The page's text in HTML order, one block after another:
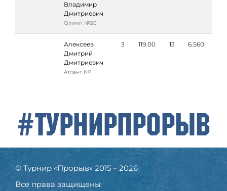
Владимир
Дмитриевич
Олимп №20
Алексеев
Дмитрий
Дмитриевич
Атлант №1
3 119.00 13 6.560
#ТурнирПрорыв
© Турнир «Прорыв» 2015 – 2026
Все права защищены